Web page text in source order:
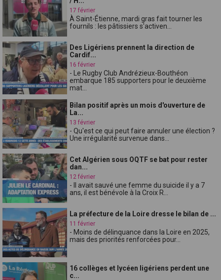
17 février
À Saint-Étienne, mardi gras fait tourner les
fournils : les pâtissiers s'activen...
Des Ligériens prennent la direction de
Cardif...
16 février
- Le Rugby Club Andrézieux-Bouthéon
embarque 185 supporters pour le deuxième
mat...
Bilan positif après un mois d'ouverture de
La...
13 février
- Qu'est ce qui peut faire annuler une élection ?
Une irrégularité survenue dans...
Cet Algérien sous OQTF se bat pour rester
dan...
12 février
- Il avait sauvé une femme du suicide il y a 7
ans, il est bénévole à la Croix R...
La préfecture de la Loire dresse le bilan de ...
11 février
- Moins de délinquance dans la Loire en 2025,
mais des priorités renforcées pour...
16 collèges et lycéen ligériens perdent une
c...